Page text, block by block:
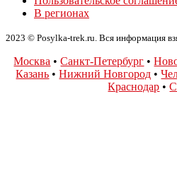
В регионах
2023 © Posylka-trek.ru. Вся информация
Москва •Санкт-Петербург •
Казань •Нижний Новгород •
Краснодар •